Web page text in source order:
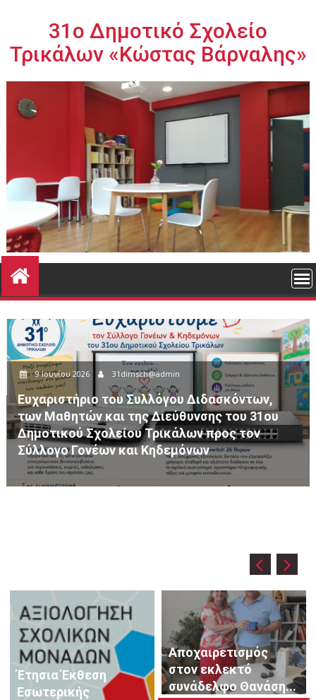
περιεχόμενο31ο Δημοτικό Σχολείο
Τρικάλων «Κώστας Βάρναλης»
του 31ου
τον
8 Ιουνίου 2026 31dimsch@admin
Ημερήσια Εκπαιδευτική Εκδρομή
Δημοτικού Σχολείου Τρικάλων
Βησσαρίωνα Πύλης
Έτησια Έκθεση
Εσωτερικής
Αποχαιρετισμός
στον εκλεκτό
συνάδελφο Θανάση...